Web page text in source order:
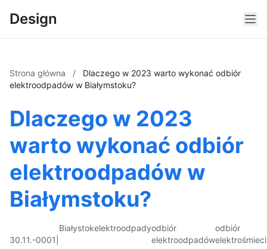
Design
Strona główna /
Dlaczego w 2023 warto wykonać odbiór
elektroodpadów w Białymstoku?
Dlaczego w 2023
warto wykonać odbiór
elektroodpadów w
Białymstoku?
30.11.-0001
Białystokelektroodpadyodbiór
elektroodpadów
odbiór
elektrośmieci